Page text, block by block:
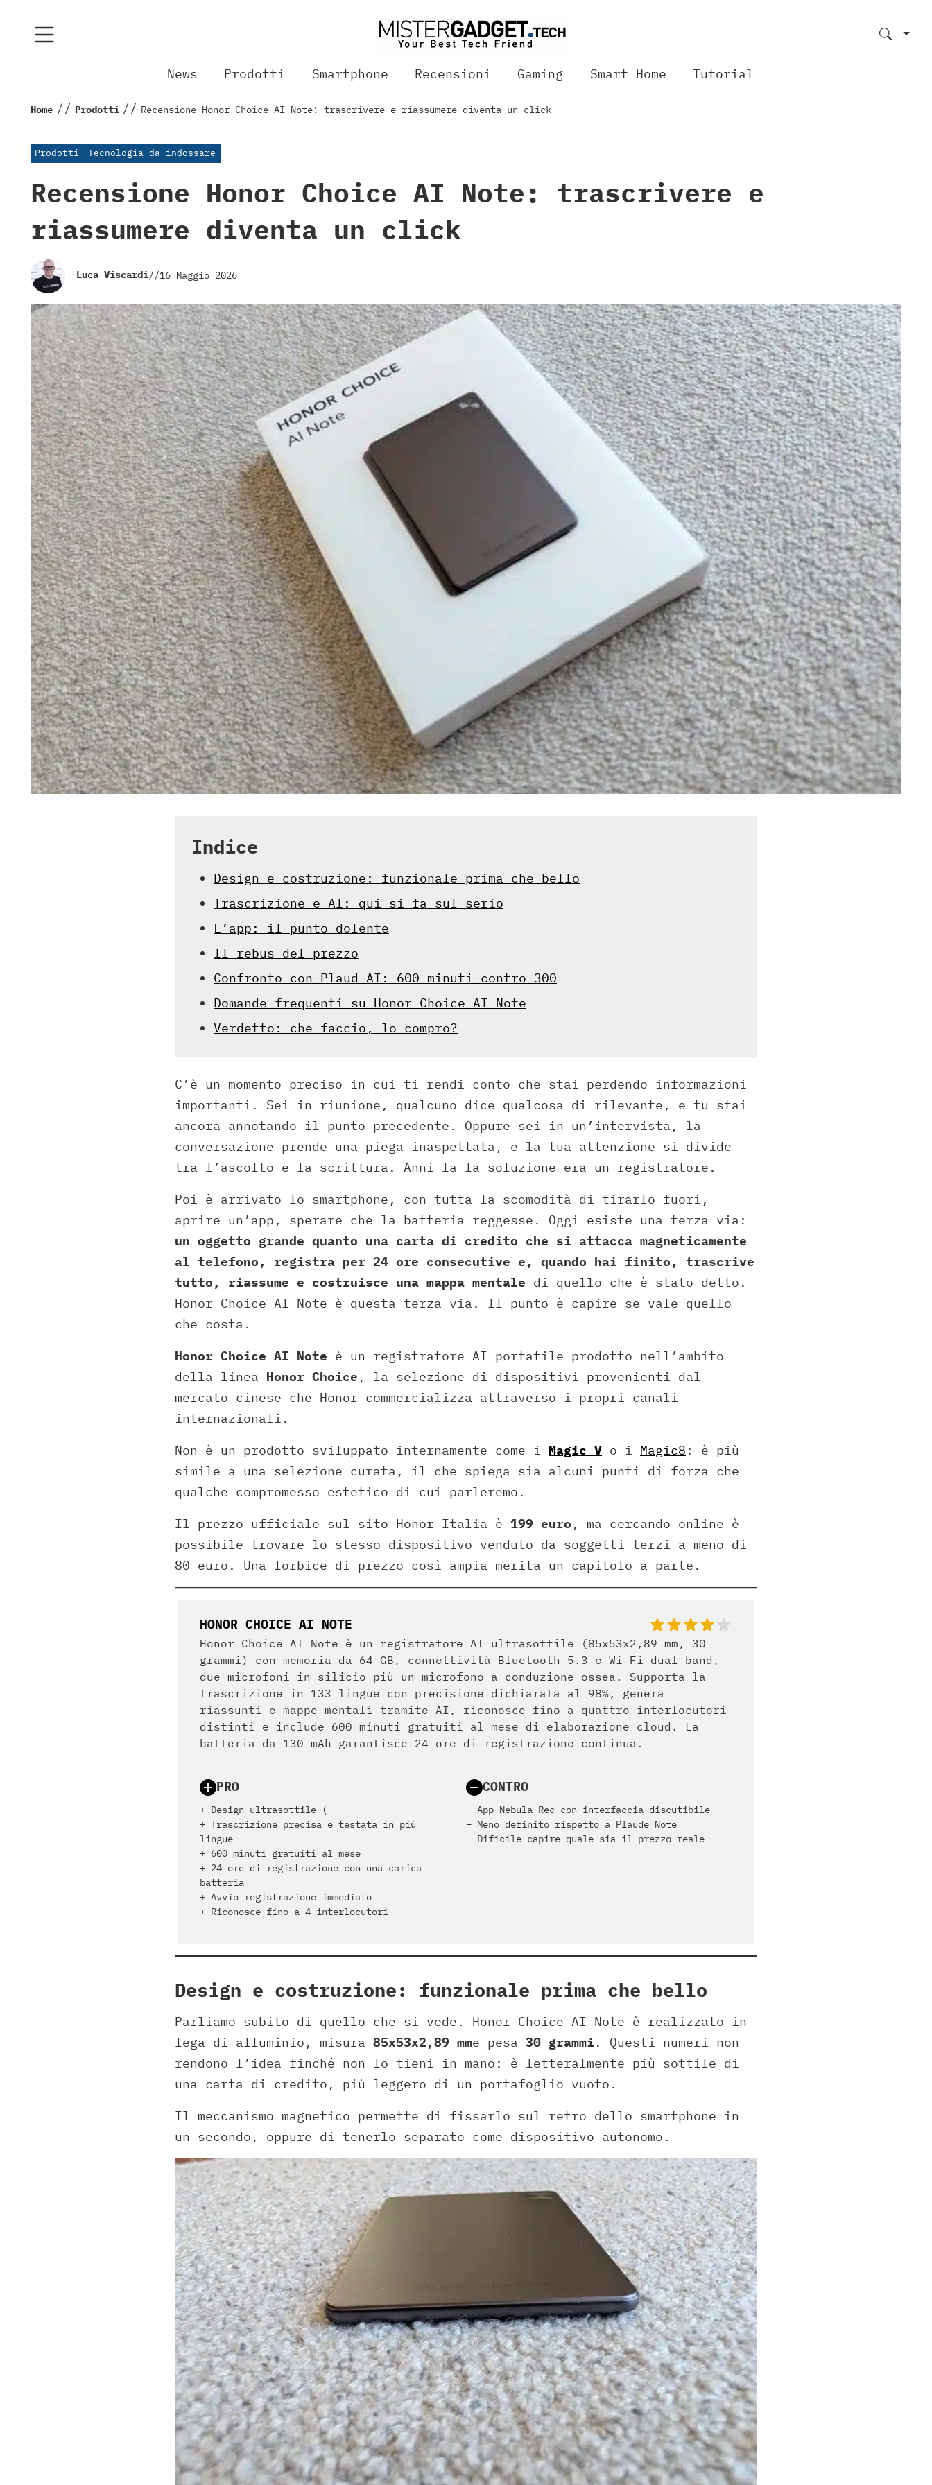
News Prodotti Smartphone Recensioni Gaming Smart Home Tutorial
Home // Prodotti // Recensione Honor Choice AI Note: trascrivere e riassumere diventa un click
Prodotti Tecnologia da indossare
Recensione Honor Choice AI Note: trascrivere e
riassumere diventa un click
Luca Viscardi//16 Maggio 2026
Indice
Design e costruzione: funzionale prima che bello
Trascrizione e AI: qui si fa sul serio
L’app: il punto dolente
Il rebus del prezzo
Confronto con Plaud AI: 600 minuti contro 300
Domande frequenti su Honor Choice AI Note
Verdetto: che faccio, lo compro?
C’è un momento preciso in cui ti rendi conto che stai perdendo informazioni
importanti. Sei in riunione, qualcuno dice qualcosa di rilevante, e tu stai
ancora annotando il punto precedente. Oppure sei in un’intervista, la
conversazione prende una piega inaspettata, e la tua attenzione si divide
tra l’ascolto e la scrittura. Anni fa la soluzione era un registratore.
Poi è arrivato lo smartphone, con tutta la scomodità di tirarlo fuori,
aprire un’app, sperare che la batteria reggesse. Oggi esiste una terza via:
un oggetto grande quanto una carta di credito che si attacca magneticamente
al telefono, registra per 24 ore consecutive e, quando hai finito, trascrive
tutto, riassume e costruisce una mappa mentale di quello che è stato detto.
Honor Choice AI Note è questa terza via. Il punto è capire se vale quello
che costa.
Honor Choice AI Note è un registratore AI portatile prodotto nell’ambito
della linea Honor Choice , la selezione di dispositivi provenienti dal
mercato cinese che Honor commercializza attraverso i propri canali
internazionali.
Non è un prodotto sviluppato internamente come i Magic V o i Magic8 : è più
simile a una selezione curata, il che spiega sia alcuni punti di forza che
qualche compromesso estetico di cui parleremo.
Il prezzo ufficiale sul sito Honor Italia è 199 euro , ma cercando online è
possibile trovare lo stesso dispositivo venduto da soggetti terzi a meno di
80 euro. Una forbice di prezzo così ampia merita un capitolo a parte.
HONOR CHOICE AI NOTE
Honor Choice AI Note è un registratore AI ultrasottile (85x53x2,89 mm, 30
grammi) con memoria da 64 GB, connettività Bluetooth 5.3 e Wi-Fi dual-band,
due microfoni in silicio più un microfono a conduzione ossea. Supporta la
trascrizione in 133 lingue con precisione dichiarata al 98%, genera
riassunti e mappe mentali tramite AI, riconosce fino a quattro interlocutori
distinti e include 600 minuti gratuiti al mese di elaborazione cloud. La
batteria da 130 mAh garantisce 24 ore di registrazione continua.
PRO
+ Design ultrasottile (
+ Trascrizione precisa e testata in più
lingue
+ 600 minuti gratuiti al mese
+ 24 ore di registrazione con una carica
batteria
+ Avvio registrazione immediato
+ Riconosce fino a 4 interlocutori
CONTRO
– App Nebula Rec con interfaccia discutibile
– Meno definito rispetto a Plaude Note
– Dificile capire quale sia il prezzo reale
Design e costruzione: funzionale prima che bello
Parliamo subito di quello che si vede. Honor Choice AI Note è realizzato in
lega di alluminio, misura 85x53x2,89 mme pesa 30 grammi . Questi numeri non
rendono l’idea finché non lo tieni in mano: è letteralmente più sottile di
una carta di credito, più leggero di un portafoglio vuoto.
Il meccanismo magnetico permette di fissarlo sul retro dello smartphone in
un secondo, oppure di tenerlo separato come dispositivo autonomo.